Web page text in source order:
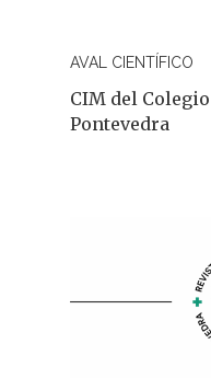
AVAL CIENTÍFICO
CIM del
Pontevedra